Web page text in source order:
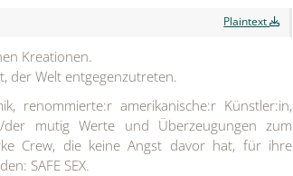
Plaintext
Kreationen.
der Welt entgegenzutreten.
renommierte:r amerikanische:r Künstler:in,
mutig Werte und Überzeugungen zum
Crew, die keine Angst davor hat, für ihre
SAFE SEX.